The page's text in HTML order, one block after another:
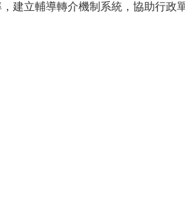
建立輔導轉介機制系統，協助行政